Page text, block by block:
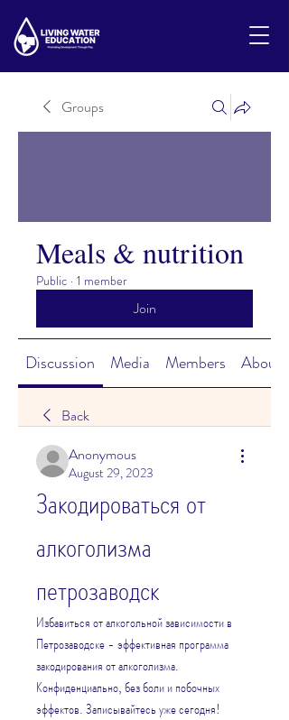
Groups
Meals & nutrition
Public · 1 member
Join
Discussion Media Members About
Back
Anonymous
August 29, 2023
Закодироваться от
алкоголизма
петрозаводск
Избавиться от алкогольной зависимости в
Петрозаводске - эффективная программа
закодирования от алкоголизма.
Конфиденциально, без боли и побочных
эффектов. Записывайтесь уже сегодня!